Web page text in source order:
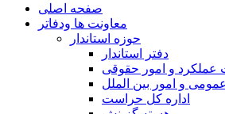
صفحه اصلی
معاونت ها ودفاتر
حوزه استاندار
دفتر استاندار
عملکرد و امور حقوقی
و امور بین الملل
اداره کل حراست